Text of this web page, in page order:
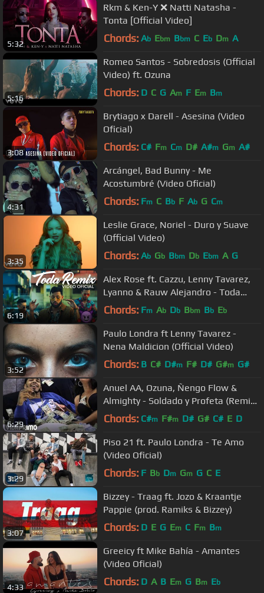
5:32
Rkm & Ken-Y ❌ Natti Natasha -
Tonta [Official Video]
Chords: Ab Ebm Bbm C Eb Dm A
5:16
Romeo Santos - Sobredosis (Official
Video) ft. Ozuna
Chords: D C G Am F Em Bm
3:08
Brytiago x Darell - Asesina (Video
Oficial)
Chords: C# Fm Cm D# A#m Gm A#
4:31
Arcángel, Bad Bunny - Me
Acostumbré (Video Oficial)
Chords: Fm C Bb F Ab G Cm
3:35
Leslie Grace, Noriel - Duro y Suave
(Official Video)
Chords: Ab Gb Bbm Db Ebm A G
6:19
Alex Rose ft. Cazzu, Lenny Tavarez,
Lyanno & Rauw Alejandro - Toda
(Remix) [Video Oficial]
Chords: Fm Ab Db Bbm Bb Eb
3:52
Paulo Londra ft Lenny Tavarez -
Nena Maldicion (Official Video)
Chords: B C# D#m F# D# G#m G#
6:29
Anuel AA, Ozuna, Ñengo Flow &
Almighty - Soldado y Profeta (Remix)
[Official Video]
Chords: C#m F#m D# G# C# E D
3:29
Piso 21 ft. Paulo Londra - Te Amo
(Video Oficial)
Chords: F Bb Dm Gm G C E
3:07
Bizzey - Traag ft. Jozo & Kraantje
Pappie (prod. Ramiks & Bizzey)
Chords: D E G Em C Fm Bm
4:33
Greeicy ft Mike Bahía - Amantes
(Video Oficial)
Chords: D A B Em G Bm Eb